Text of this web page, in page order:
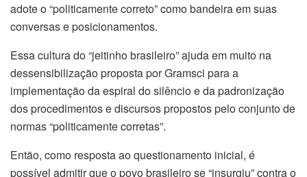
adote o “politicamente correto” como bandeira em suas
conversas e posicionamentos.
Essa cultura do “jeitinho brasileiro” ajuda em muito na
dessensibilização proposta por Gramsci para a
implementação da espiral do silêncio e da padronização
dos procedimentos e discursos propostos pelo conjunto de
normas “politicamente corretas”.
Então, como resposta ao questionamento inicial, é
possível admitir que o povo brasileiro se “insurgiu” contra o